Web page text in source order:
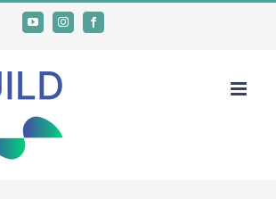
Facebook
Instagram
YouTube